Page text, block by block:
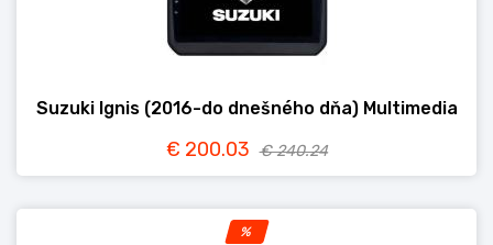
Suzuki Ignis (2016-do dnešného dňa) Multimedia
€ 200.03 € 240.24
%